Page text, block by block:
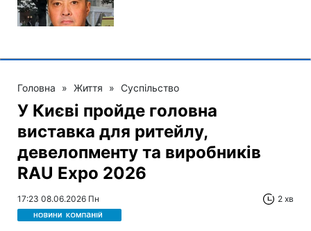
Головна » Життя » Суспільство
У Києві пройде головна
виставка для ритейлу,
девелопменту та виробників
RAU Expo 2026
17:23 08.06.2026 Пн 2 хв